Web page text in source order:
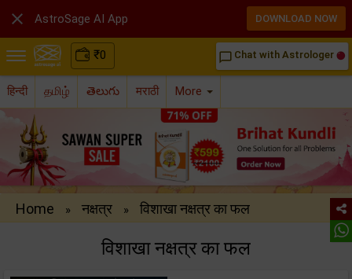
₹0 chat_bubble_outline Chat with Astrologer
हिन्दी தமிழ் తెలుగు मराठी More
Home » नक्षत्र » विशाखा नक्षत्र का फल
विशाखा नक्षत्र का फल
 AstroSage AI App DOWNLOAD NOW